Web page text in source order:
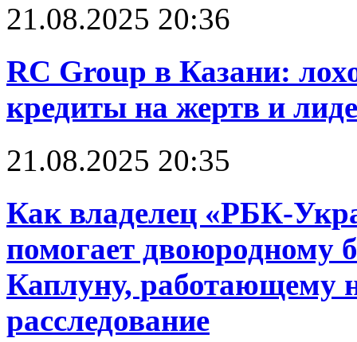
21.08.2025 20:36
RC Group в Казани:
кредиты на жертв и
21.08.2025 20:35
Как владелец «РБК-
помогает двоюродному
Каплуну, работающему
расследование